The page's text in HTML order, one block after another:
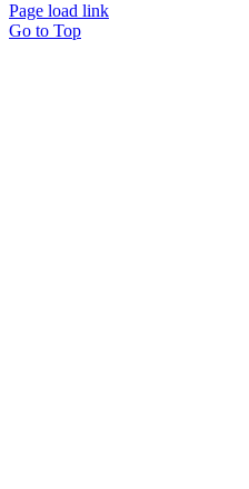
Page load link
Go to Top